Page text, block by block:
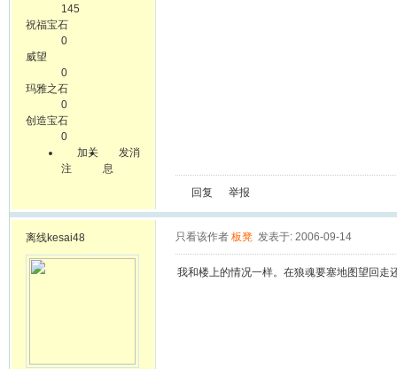
145
祝福宝石
0
威望
0
玛雅之石
0
创造宝石
0
加关
注
发消
息
回复 举报
离线kesai48 只看该作者 板凳 发表于: 2006-09-14
我和楼上的情况一样。在狼魂要塞地图望回走